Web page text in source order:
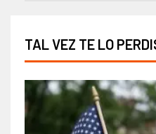
TAL VEZ TE LO